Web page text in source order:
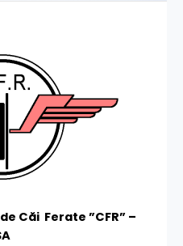
Căi Ferate ”CFR” –